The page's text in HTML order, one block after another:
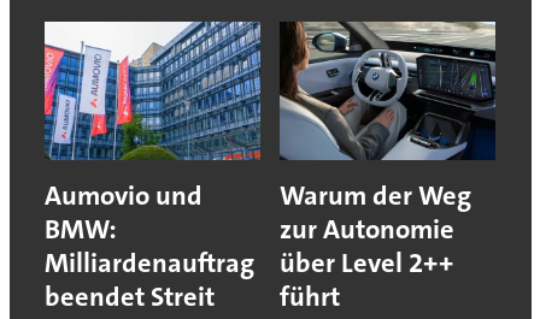
Aumovio und
BMW:
Milliardenauftrag
beendet Streit
Warum der Weg
zur Autonomie
über Level 2++
führt